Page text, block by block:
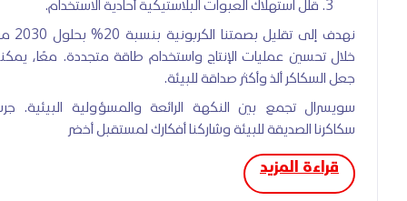
قلل استهلاك العبوات البلاستيكية أحادية الاستخدام.
نهدف إلى تقليل بصمتنا الكربونية بنسبة 20% بحلول 2030 من
خلال تحسين عمليات الإنتاج واستخدام طاقة متجددة. معًا، يمكننا
جعل السكاكر ألذ وأكثر صداقة للبيئة.
سويسرال تجمع بين النكهة الرائعة والمسؤولية البيئية. جرب
سكاكرنا الصديقة للبيئة وشاركنا أفكارك لمستقبل أخضر
قراءة المزيد